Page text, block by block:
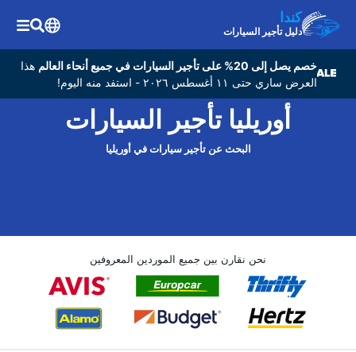
كندا
دليل تأجير السيارات
خصم يصل إلى 20% على تأجير السيارات في جميع أنحاء العالم
هذا
العرض ساري حتى ١١ أغسطس ٢٠٢٦ - استفد منه اليوم!
أوريليا تأجير السيارات
البحث عن تأجير سيارات في أوريليا
نحن نقارن بين جميع الموردين المعروفين